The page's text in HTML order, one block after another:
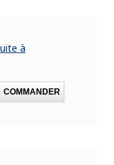
à
COMMANDER